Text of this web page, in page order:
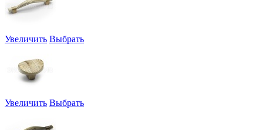
Увеличить Выбрать
Увеличить Выбрать